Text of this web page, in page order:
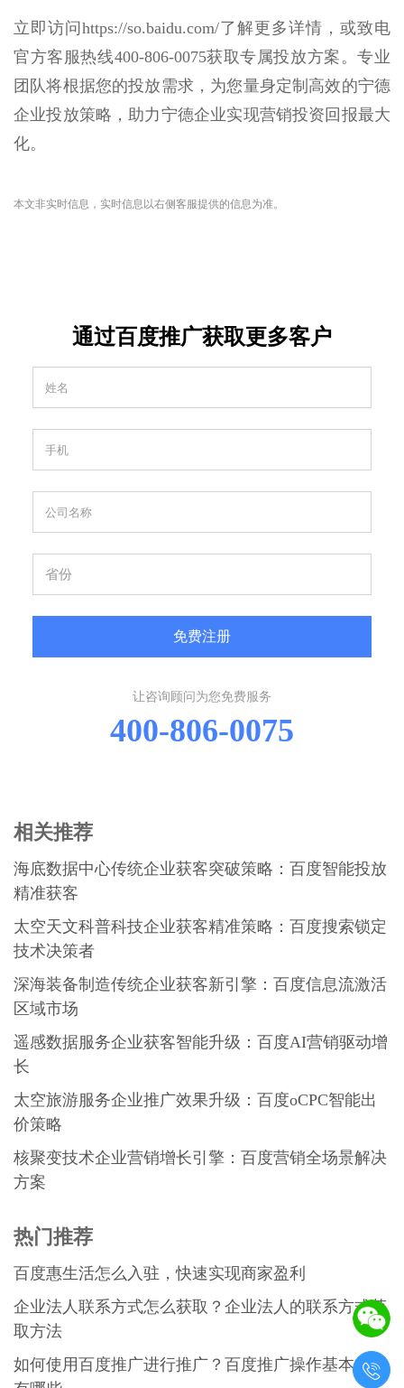
立即访问https://so.baidu.com/了解更多详情，或致电
官方客服热线400-806-0075获取专属投放方案。专业
团队将根据您的投放需求，为您量身定制高效的宁德
企业投放策略，助力宁德企业实现营销投资回报最大
化。
本文非实时信息，实时信息以右侧客服提供的信息为准。
通过百度推广获取更多客户
免费注册
让咨询顾问为您免费服务
400-806-0075
相关推荐
海底数据中心传统企业获客突破策略：百度智能投放
精准获客
太空天文科普科技企业获客精准策略：百度搜索锁定
技术决策者
深海装备制造传统企业获客新引擎：百度信息流激活
区域市场
遥感数据服务企业获客智能升级：百度AI营销驱动增
长
太空旅游服务企业推广效果升级：百度oCPC智能出
价策略
核聚变技术企业营销增长引擎：百度营销全场景解决
方案
热门推荐
百度惠生活怎么入驻，快速实现商家盈利
企业法人联系方式怎么获取？企业法人的联系方式获
取方法
如何使用百度推广进行推广？百度推广操作基本规则
